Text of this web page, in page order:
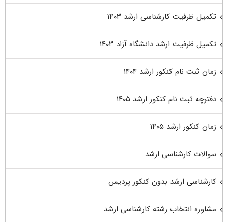
تکمیل ظرفیت کارشناسی ارشد ۱۴۰۳
تکمیل ظرفیت ارشد دانشگاه آزاد ۱۴۰۳
زمان ثبت نام کنکور ارشد ۱۴۰۴
دفترچه ثبت نام کنکور ارشد ۱۴۰۵
زمان کنکور ارشد ۱۴۰۵
سوالات کارشناسی ارشد
کارشناسی ارشد بدون کنکور پردیس
مشاوره انتخاب رشته کارشناسی ارشد